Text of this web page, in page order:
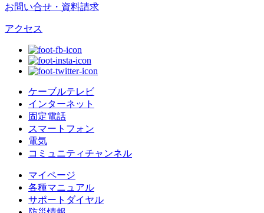
お問い合せ・資料請求
アクセス
ケーブルテレビ
インターネット
固定電話
スマートフォン
電気
コミュニティチャンネル
マイページ
各種マニュアル
サポートダイヤル